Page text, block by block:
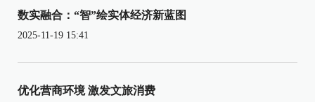
数实融合：“智”绘实体经济新蓝图
2025-11-19 15:41
优化营商环境 激发文旅消费